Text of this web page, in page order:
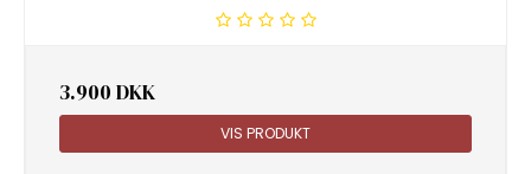
3.900 DKK
VIS PRODUKT